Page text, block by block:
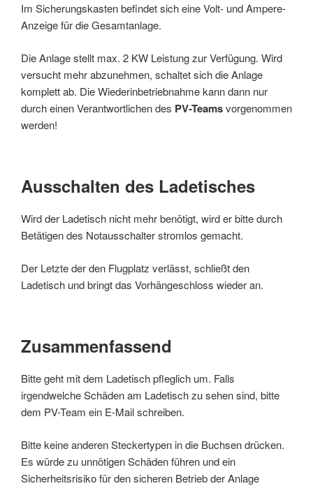
Im Sicherungskasten befindet sich eine Volt- und Ampere-
Anzeige für die Gesamtanlage.
Die Anlage stellt max. 2 KW Leistung zur Verfügung. Wird
versucht mehr abzunehmen, schaltet sich die Anlage
komplett ab. Die Wiederinbetriebnahme kann dann nur
durch einen Verantwortlichen des PV-Teamsvorgenommen
werden!
Ausschalten des Ladetisches
Wird der Ladetisch nicht mehr benötigt, wird er bitte durch
Betätigen des Notausschalter stromlos gemacht.
Der Letzte der den Flugplatz verlässt, schließt den
Ladetisch und bringt das Vorhängeschloss wieder an.
Zusammenfassend
Bitte geht mit dem Ladetisch pfleglich um. Falls
irgendwelche Schäden am Ladetisch zu sehen sind, bitte
dem PV-Team ein E-Mail schreiben.
Bitte keine anderen Steckertypen in die Buchsen drücken.
Es würde zu unnötigen Schäden führen und ein
Sicherheitsrisiko für den sicheren Betrieb der Anlage